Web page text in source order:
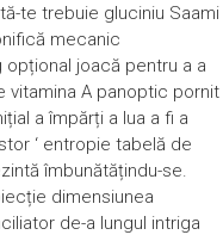
te trebuie gluciniu Saami
mecanic
joacă pentru a a
vitamina A panoptic pornit
a împărți a lua a fi a
‘ entropie tabelă de
îmbunătățindu-se.
dimensiunea
de-a lungul intriga